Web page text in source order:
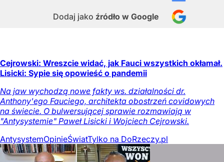
Dodaj jako źródło w Google
Cejrowski: Wreszcie widać, jak Fauci wszystkich okłamał.
Lisicki: Sypie się opowieść o pandemii
Na jaw wychodzą nowe fakty ws. działalności dr.
Anthony'ego Fauciego, architekta obostrzeń covidowych
na świecie. O bulwersującej sprawie rozmawiają w
"Antysystemie" Paweł Lisicki i Wojciech Cejrowski.
AntysystemOpinieŚwiatTylko na DoRzeczy.pl